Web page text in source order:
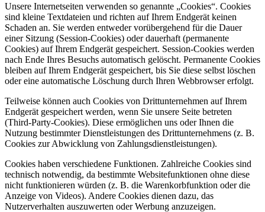
Unsere Internetseiten verwenden so genannte „Cookies“. Cookies
sind kleine Textdateien und richten auf Ihrem Endgerät keinen
Schaden an. Sie werden entweder vorübergehend für die Dauer
einer Sitzung (Session-Cookies) oder dauerhaft (permanente
Cookies) auf Ihrem Endgerät gespeichert. Session-Cookies werden
nach Ende Ihres Besuchs automatisch gelöscht. Permanente Cookies
bleiben auf Ihrem Endgerät gespeichert, bis Sie diese selbst löschen
oder eine automatische Löschung durch Ihren Webbrowser erfolgt.
Teilweise können auch Cookies von Drittunternehmen auf Ihrem
Endgerät gespeichert werden, wenn Sie unsere Seite betreten
(Third-Party-Cookies). Diese ermöglichen uns oder Ihnen die
Nutzung bestimmter Dienstleistungen des Drittunternehmens (z. B.
Cookies zur Abwicklung von Zahlungsdienstleistungen).
Cookies haben verschiedene Funktionen. Zahlreiche Cookies sind
technisch notwendig, da bestimmte Websitefunktionen ohne diese
nicht funktionieren würden (z. B. die Warenkorbfunktion oder die
Anzeige von Videos). Andere Cookies dienen dazu, das
Nutzerverhalten auszuwerten oder Werbung anzuzeigen.